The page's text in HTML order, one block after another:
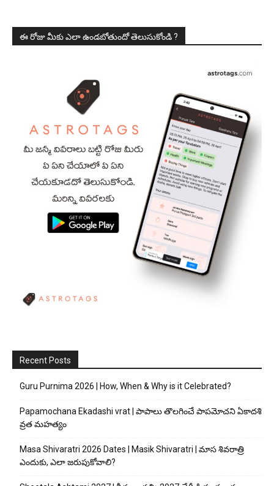
ఈ రోజు మీకు ఎలా ఉండబోతుందో తెలుసుకోండి ?
Recent Posts
Guru Purnima 2026 | How, When & Why is it Celebrated?
Papamochana Ekadashi vrat | పాపాలు తొలగించే పాపమోచని ఏకాదశి
వ్రత మహత్యం
Masa Shivaratri 2026 Dates | Masik Shivaratri | మాస శివరాత్రి
ఎందుకు, ఎలా జరుపుకోవాలి?